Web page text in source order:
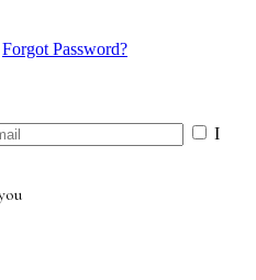
Forgot Password?
I